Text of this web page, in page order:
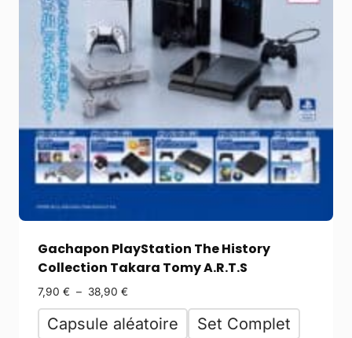
Gachapon PlayStation The History
Collection Takara Tomy A.R.T.S
7,90 € – 38,90 €
Capsule aléatoire Set Complet